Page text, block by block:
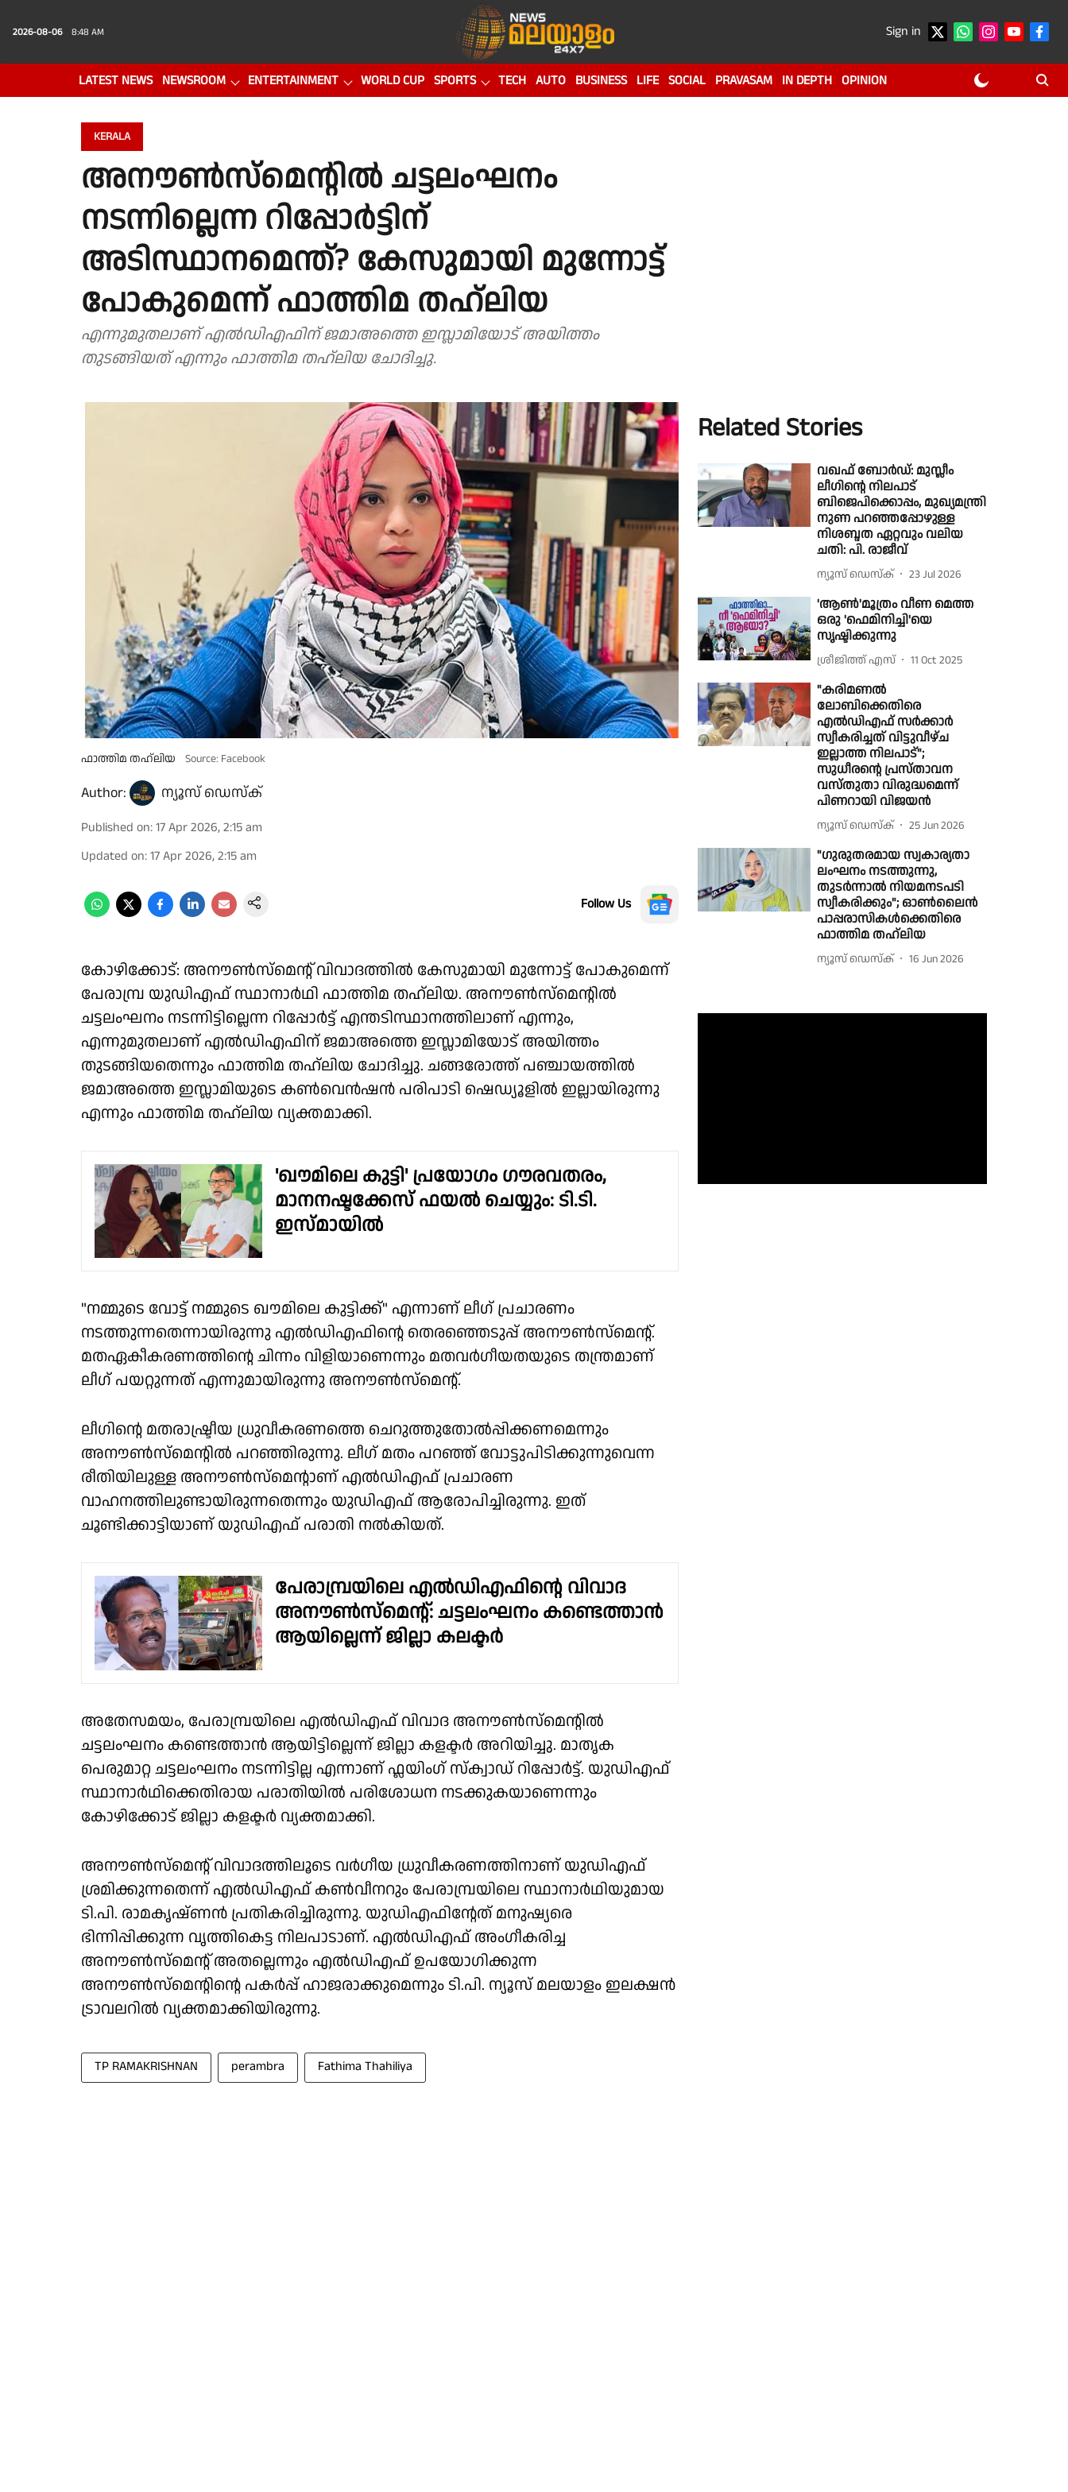
2026-08-06 8:48 AM Sign in
LATEST NEWS NEWSROOM ENTERTAINMENT WORLD CUP SPORTS TECH AUTO BUSINESS LIFE SOCIAL PRAVASAM IN DEPTH OPINION
KERALA
അനൗൺസ്മെൻ്റിൽ ചട്ടലംഘനം
നടന്നില്ലെന്ന റിപ്പോർട്ടിന്
അടിസ്ഥാനമെന്ത്? കേസുമായി മുന്നോട്ട്
പോകുമെന്ന് ഫാത്തിമ തഹ്‌ലിയ
എന്നുമുതലാണ് എൽഡിഎഫിന് ജമാഅത്തെ ഇസ്ലാമിയോട് അയിത്തം
തുടങ്ങിയത് എന്നും ഫാത്തിമ തഹ്‌ലിയ ചോദിച്ചു.
ഫാത്തിമ തഹ്‌ലിയ Source: Facebook
Author: ന്യൂസ് ഡെസ്ക്
Published on:17 Apr 2026, 2:15 am
Updated on:17 Apr 2026, 2:15 am
Follow Us
കോഴിക്കോട്: അനൗൺസ്മെൻ്റ് വിവാദത്തിൽ കേസുമായി മുന്നോട്ട് പോകുമെന്ന്
പേരാമ്പ്ര യുഡിഎഫ് സ്ഥാനാർഥി ഫാത്തിമ തഹ്‌ലിയ. അനൗൺസ്മെൻ്റിൽ
ചട്ടലംഘനം നടന്നിട്ടില്ലെന്ന റിപ്പോർട്ട് എന്തടിസ്ഥാനത്തിലാണ് എന്നും,
എന്നുമുതലാണ് എൽഡിഎഫിന് ജമാഅത്തെ ഇസ്ലാമിയോട് അയിത്തം
തുടങ്ങിയതെന്നും ഫാത്തിമ തഹ്‌ലിയ ചോദിച്ചു. ചങ്ങരോത്ത് പഞ്ചായത്തിൽ
ജമാഅത്തെ ഇസ്ലാമിയുടെ കൺവെൻഷൻ പരിപാടി ഷെഡ്യൂളിൽ ഇല്ലായിരുന്നു
എന്നും ഫാത്തിമ തഹ്‌ലിയ വ്യക്തമാക്കി.
'ഖൗമിലെ കുട്ടി' പ്രയോഗം ഗൗരവതരം,
മാനനഷ്ടക്കേസ് ഫയൽ ചെയ്യും: ടി.ടി.
ഇസ്‌മായിൽ
"നമ്മുടെ വോട്ട് നമ്മുടെ ഖൗമിലെ കുട്ടിക്ക്" എന്നാണ് ലീഗ് പ്രചാരണം
നടത്തുന്നതെന്നായിരുന്നു എൽഡിഎഫിൻ്റെ തെരഞ്ഞെടുപ്പ് അനൗൺസ്‌മെൻ്റ്.
മതഏകീകരണത്തിൻ്റെ ചിന്നം വിളിയാണെന്നും മതവർഗീയതയുടെ തന്ത്രമാണ്
ലീഗ് പയറ്റുന്നത് എന്നുമായിരുന്നു അനൗൺസ്‌മെൻ്റ്.
ലീഗിൻ്റെ മതരാഷ്ട്രീയ ധ്രുവീകരണത്തെ ചെറുത്തുതോൽപ്പിക്കണമെന്നും
അനൗൺസ്‌മെൻ്റിൽ പറഞ്ഞിരുന്നു. ലീഗ് മതം പറഞ്ഞ് വോട്ടുപിടിക്കുന്നുവെന്ന
രീതിയിലുള്ള അനൗൺസ്‌മെൻ്റാണ് എൽഡിഎഫ് പ്രചാരണ
വാഹനത്തിലുണ്ടായിരുന്നതെന്നും യുഡിഎഫ് ആരോപിച്ചിരുന്നു. ഇത്
ചൂണ്ടിക്കാട്ടിയാണ് യുഡിഎഫ് പരാതി നൽകിയത്.
പേരാമ്പ്രയിലെ എൽഡിഎഫിൻ്റെ വിവാദ
അനൗൺസ്മെൻ്റ്: ചട്ടലംഘനം കണ്ടെത്താൻ
ആയില്ലെന്ന് ജില്ലാ കലക്ടർ
അതേസമയം, പേരാമ്പ്രയിലെ എൽഡിഎഫ് വിവാദ അനൗൺസ്മെൻ്റിൽ
ചട്ടലംഘനം കണ്ടെത്താൻ ആയിട്ടില്ലെന്ന് ജില്ലാ കളക്ടർ അറിയിച്ചു. മാതൃക
പെരുമാറ്റ ചട്ടലംഘനം നടന്നിട്ടില്ല എന്നാണ് ഫ്ലയിംഗ് സ്ക്വാഡ് റിപ്പോർട്ട്. യുഡിഎഫ്
സ്ഥാനാർഥിക്കെതിരായ പരാതിയിൽ പരിശോധന നടക്കുകയാണെന്നും
കോഴിക്കോട് ജില്ലാ കളക്ടർ വ്യക്തമാക്കി.
അനൗൺസ്മെൻ്റ് വിവാദത്തിലൂടെ വർഗീയ ധ്രുവീകരണത്തിനാണ് യുഡിഎഫ്
ശ്രമിക്കുന്നതെന്ന് എൽഡിഎഫ് കൺവീനറും പേരാമ്പ്രയിലെ സ്ഥാനാർഥിയുമായ
ടി.പി. രാമകൃഷ്ണൻ പ്രതികരിച്ചിരുന്നു. യുഡിഎഫിൻ്റേത് മനുഷ്യരെ
ഭിന്നിപ്പിക്കുന്ന വൃത്തികെട്ട നിലപാടാണ്. എൽഡിഎഫ് അംഗീകരിച്ച
അനൗൺസ്മെൻ്റ് അതല്ലെന്നും എൽഡിഎഫ് ഉപയോഗിക്കുന്ന
അനൗൺസ്മെൻ്റിൻ്റെ പകർപ്പ് ഹാജരാക്കുമെന്നും ടി.പി. ന്യൂസ് മലയാളം ഇലക്ഷൻ
ട്രാവലറിൽ വ്യക്തമാക്കിയിരുന്നു.
TP RAMAKRISHNAN perambra Fathima Thahiliya
Related Stories
വഖഫ് ബോര്‍ഡ്: മുസ്ലീം
ലീഗിന്റെ നിലപാട്
ബിജെപിക്കൊപ്പം, മുഖ്യമന്ത്രി
നുണ പറഞ്ഞപ്പോഴുള്ള
നിശബ്ദത ഏറ്റവും വലിയ
ചതി: പി. രാജീവ്
ന്യൂസ് ഡെസ്ക് 23 Jul 2026
'ആണ്‍'മൂത്രം വീണ മെത്ത
ഒരു 'ഫെമിനിച്ചി'യെ
സൃഷ്ടിക്കുന്നു
ശ്രീജിത്ത് എസ് 11 Oct 2025
"കരിമണൽ
ലോബിക്കെതിരെ
എൽഡിഎഫ് സർക്കാർ
സ്വീകരിച്ചത് വിട്ടുവീഴ്ച
ഇല്ലാത്ത നിലപാട്";
സുധീരൻ്റെ പ്രസ്താവന
വസ്തുതാ വിരുദ്ധമെന്ന്
പിണറായി വിജയൻ
ന്യൂസ് ഡെസ്ക് 25 Jun 2026
"ഗുരുതരമായ സ്വകാര്യതാ
ലംഘനം നടത്തുന്നു,
തുടർന്നാൽ നിയമനടപടി
സ്വീകരിക്കും"; ഓൺലൈൻ
പാപ്പരാസികൾക്കെതിരെ
ഫാത്തിമ തഹ്‌ലിയ
ന്യൂസ് ഡെസ്ക് 16 Jun 2026